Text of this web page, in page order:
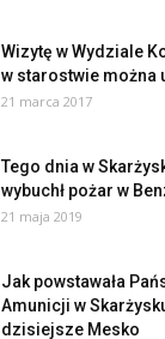
Wizytę w Wydziale
w starostwie można
21 marca 2017
Tego dnia w
wybuchł pożar w
21 maja 2019
Jak powstawała
Amunicji w
dzisiejsze Mesko